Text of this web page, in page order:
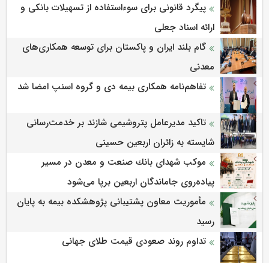
پیگرد قانونی برای سوءاستفاده از تسهیلات بانکی و
ارائه اسناد جعلی
گام بلند ایران و پاکستان برای توسعه همکاری‌های
معدنی
تفاهم‌نامه همکاری بیمه دی و گروه اسنپ امضا شد
تاکید مدیرعامل پتروشیمی شازند بر خدمت‌رسانی
شایسته به زائران اربعین حسینی
موكب شهدای بانك صنعت و معدن در مسیر
پیاده‌روی جاماندگان اربعین برپا می‌شود
مأموریت معاون پشتیبانی پژوهشكده بیمه به پایان
رسید
تداوم روند صعودی قیمت طلای جهانی